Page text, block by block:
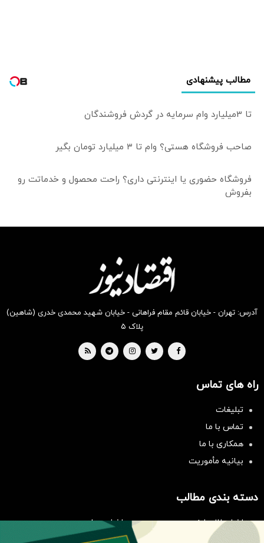
مطالب پیشنهادی
تا 3میلیارد وام سرمایه در گردش فروشندگان
صاحب فروشگاه هستی؟ وام تا ۳ میلیارد تومان بگیر
فروشگاه حضوری یا اینترنتی داری؟ راحت محصول و خدماتت رو
بفروش
آدرس: تهران - خیابان قائم مقام فراهانی - خیابان شهید محمدی خدری (شاهین)
پلاک ۵
راه های تماس
تبلیغات
تماس با ما
همکاری با ما
بیانیه مأموریت
دسته بندی مطالب
اخبار طلا و ارز
اخبار سیاسی
اخبار بورس
اخبار مسکن